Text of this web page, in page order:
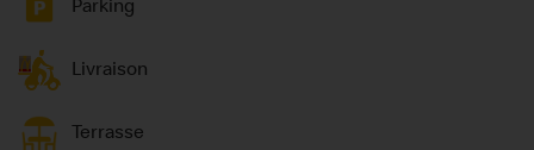
Livraison
Terrasse